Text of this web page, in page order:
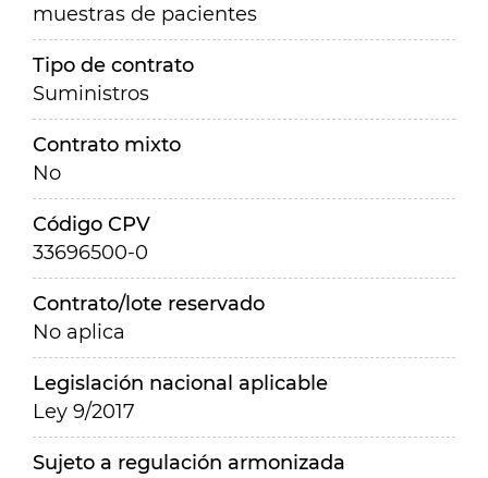
muestras de pacientes
Tipo de contrato
Suministros
Contrato mixto
No
Código CPV
33696500-0
Contrato/lote reservado
No aplica
Legislación nacional aplicable
Ley 9/2017
Sujeto a regulación armonizada